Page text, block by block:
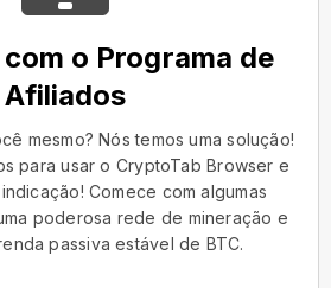
o Programa de
Afiliados
mesmo? Nós temos uma solução!
para usar o CryptoTab Browser e
Comece com algumas
poderosa rede de mineração e
passiva estável de BTC.